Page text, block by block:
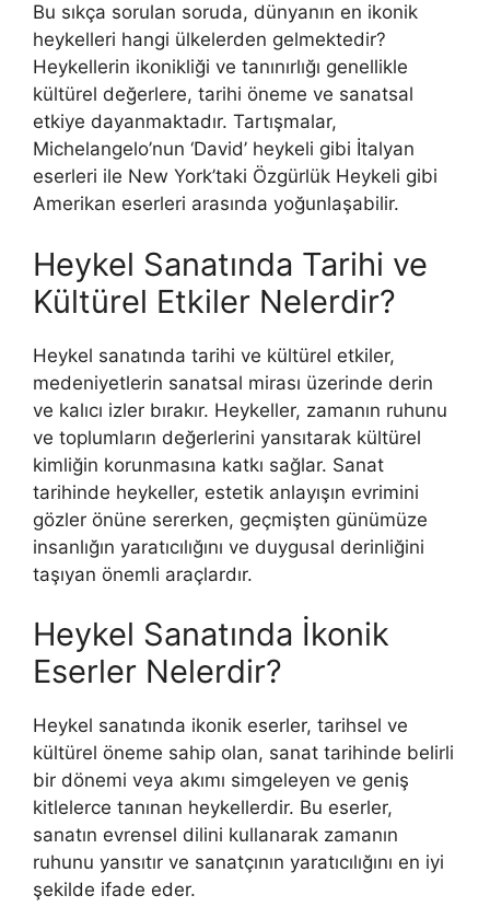
Bu sıkça sorulan soruda, dünyanın en ikonik
heykelleri hangi ülkelerden gelmektedir?
Heykellerin ikonikliği ve tanınırlığı genellikle
kültürel değerlere, tarihi öneme ve sanatsal
etkiye dayanmaktadır. Tartışmalar,
Michelangelo’nun ‘David’ heykeli gibi İtalyan
eserleri ile New York’taki Özgürlük Heykeli gibi
Amerikan eserleri arasında yoğunlaşabilir.
Heykel Sanatında Tarihi ve
Kültürel Etkiler Nelerdir?
Heykel sanatında tarihi ve kültürel etkiler,
medeniyetlerin sanatsal mirası üzerinde derin
ve kalıcı izler bırakır. Heykeller, zamanın ruhunu
ve toplumların değerlerini yansıtarak kültürel
kimliğin korunmasına katkı sağlar. Sanat
tarihinde heykeller, estetik anlayışın evrimini
gözler önüne sererken, geçmişten günümüze
insanlığın yaratıcılığını ve duygusal derinliğini
taşıyan önemli araçlardır.
Heykel Sanatında İkonik
Eserler Nelerdir?
Heykel sanatında ikonik eserler, tarihsel ve
kültürel öneme sahip olan, sanat tarihinde belirli
bir dönemi veya akımı simgeleyen ve geniş
kitlelerce tanınan heykellerdir. Bu eserler,
sanatın evrensel dilini kullanarak zamanın
ruhunu yansıtır ve sanatçının yaratıcılığını en iyi
şekilde ifade eder.